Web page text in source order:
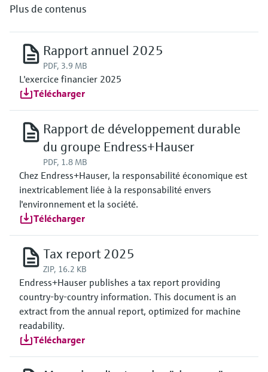
Plus de contenus
Rapport annuel 2025
PDF, 3.9 MB
L'exercice financier 2025
Télécharger
Rapport de développement durable
du groupe Endress+Hauser
PDF, 1.8 MB
Chez Endress+Hauser, la responsabilité économique est
inextricablement liée à la responsabilité envers
l'environnement et la société.
Télécharger
Tax report 2025
ZIP, 16.2 KB
Endress+Hauser publishes a tax report providing
country-by-country information. This document is an
extract from the annual report, optimized for machine
readability.
Télécharger